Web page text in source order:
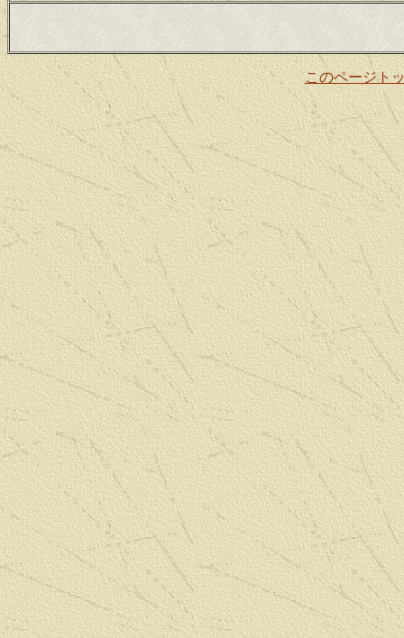
このページト